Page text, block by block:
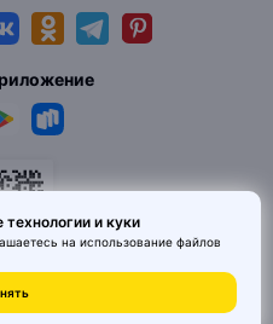
товаров со всего
Все права защищены.
и куки
на использование файлов